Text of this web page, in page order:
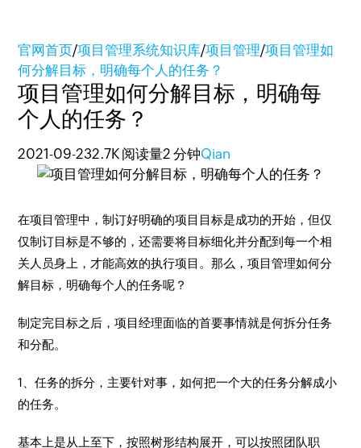
官网首页/项目管理系统知识库/项目管理/项目管理如
何分解目标，明确每个人的任务？
项目管理如何分解目标，明确每
个人的任务？
2021-09-232.7K 阅读量2 分钟Qian
在项目管理中，制订好明确的项目目标是成功的开始，但仅
仅制订目标是不够的，还需要将目标细化并分配到每一个相
关人员身上，才能高效的执行项目。那么，项目管理如何分
解目标，明确每个人的任务呢？
制定完目标之后，项目经理面临的首要事情就是何拆分任务
和分配。
1、任务的拆分，主要针对事，如何把一个大的任务分解成小
的任务。
基本上是从上至下，按照树形结构展开，可以按照团队职